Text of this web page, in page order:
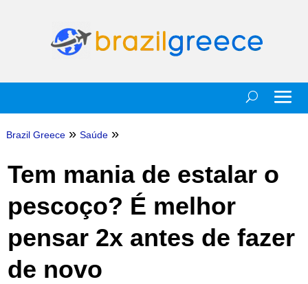
Brazil Greece » Saúde »
Tem mania de estalar o
pescoço? É melhor
pensar 2x antes de fazer
de novo